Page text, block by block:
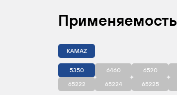
Применяемость
KAMAZ
5350 6460 6520
65222
65224 65225